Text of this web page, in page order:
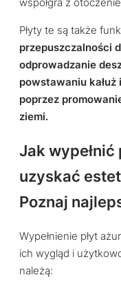
współgra z
Płyty te są także
przepuszczalności
odprowadzanie
powstawaniu
poprzez
ziemi.
Jak wypełnić
uzyskać
Poznaj
Wypełnienie płyt
ich wygląd i
należą: